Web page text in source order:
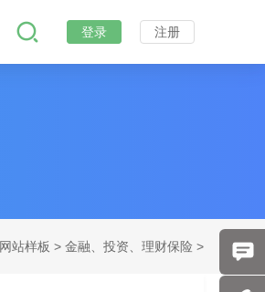
登录 注册
网站样板 > 金融、投资、理财保险 >